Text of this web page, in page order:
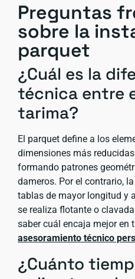
Preguntas
sobre la
parquet
¿Cuál es la
técnica entre
tarima?
El parquet define a los
dimensiones más
formando patrones
dameros. Por el contrario,
tablas de mayor longitud y
se realiza flotante o
saber cuál encaja mejor en
asesoramiento técnico
¿Cuánto